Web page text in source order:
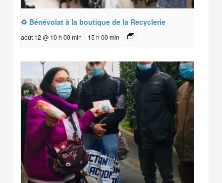
♻️ Bénévolat à la boutique de la Recyclerie
août 12 @ 10 h 00 min - 15 h 00 min